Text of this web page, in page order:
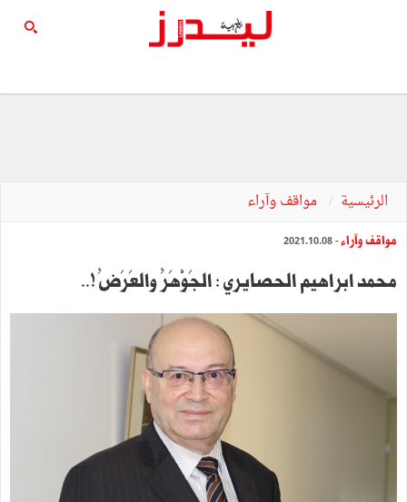
الرئيسية مواقف وآراء
مواقف وآراء- 2021.10.08
محمد ابراهيم الحصايري : الجَوْهَرُ والعَرَضُ !..